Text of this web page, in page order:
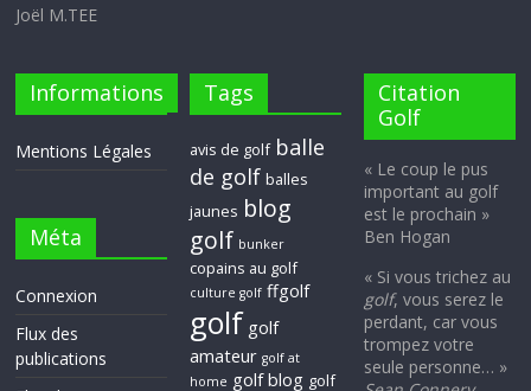
Joël M.TEE
Informations
Mentions Légales
Méta
Connexion
Flux des
publications
Tags
avis de golf balle
de golf balles
jaunes blog
golf bunker
copains au golf
culture golf ffgolf
golf golf
amateur golf at
home golf blog golf
Citation
Golf
« Le coup le pus
important au golf
est le prochain »
Ben Hogan
« Si vous trichez au
golf, vous serez le
perdant, car vous
trompez votre
seule personne… »